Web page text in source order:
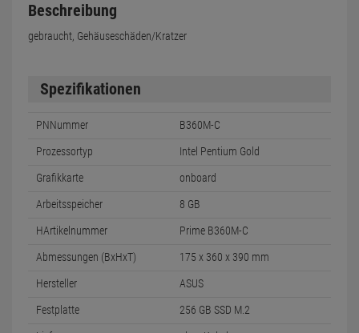
Beschreibung
gebraucht, Gehäuseschäden/Kratzer
Spezifikationen
PNNummer B360M-C
Prozessortyp Intel Pentium Gold
Grafikkarte onboard
Arbeitsspeicher 8 GB
HArtikelnummer Prime B360M-C
Abmessungen (BxHxT) 175 x 360 x 390 mm
Hersteller ASUS
Festplatte 256 GB SSD M.2